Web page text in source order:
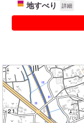
地すべり 詳細